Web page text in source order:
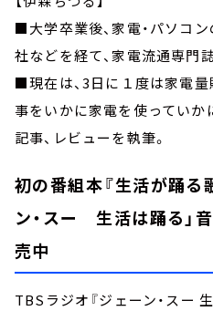
■大学卒業後、家電・パソコ
社などを経て、家電流通専門
■現在は、3日に１度は家電量
事をいかに家電を使っていか
記事、レビューを執筆。
初の番組本『生活が踊
ン・スー 生活は踊る」
売中
TBSラジオ『ジェーン・スー